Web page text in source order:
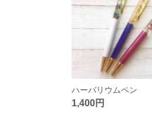
ハーバリウムペン
1,400円